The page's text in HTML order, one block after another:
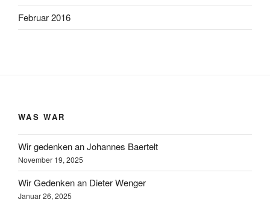
Februar 2016
WAS WAR
Wir gedenken an Johannes Baertelt
November 19, 2025
Wir Gedenken an Dieter Wenger
Januar 26, 2025